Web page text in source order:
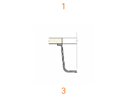
1
3